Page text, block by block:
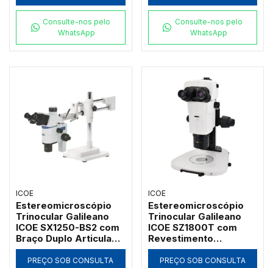
Consulte-nos pelo
WhatsApp
Consulte-nos pelo
WhatsApp
ICOE
Estereomicroscópio
Trinocular Galileano
ICOE SX1250-BS2 com
Braço Duplo Articulado
Boom Stand e Zoom
12,5:1
PREÇO SOB CONSULTA
ICOE
Estereomicroscópio
Trinocular Galileano
ICOE SZ1800T com
Revestimento
Apocromático e Zoom
18:1PREÇO SOB CONSULTA